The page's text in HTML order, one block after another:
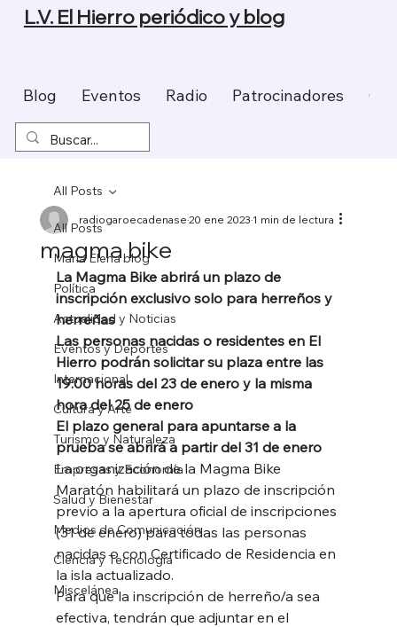
Blog Eventos Radio Patrocinadores
L.V. El Hierro periódico y blog
All Posts
Maria Elena blog
Política
Actualidad y Noticias
Eventos y Deportes
Internacional
Cultura y Arte
Turismo y Naturaleza
Empresas y Economía
Salud y Bienestar
Medios de Comunicación
Ciencia y Tecnología
Miscelánea
All Posts
magma bike
radiogaroecadenase20 ene 20231 min de lectura
La Magma Bike abrirá un plazo de
inscripción exclusivo solo para herreños y
herreñas
Las personas nacidas o residentes en El
Hierro podrán solicitar su plaza entre las
19:00 horas del 23 de enero y la misma
hora del 25 de enero
El plazo general para apuntarse a la
prueba se abrirá a partir del 31 de enero
La organización de la Magma Bike
Maratón habilitará un plazo de inscripción
previo a la apertura oficial de inscripciones
(31 de enero) para todas las personas
nacidas o con Certificado de Residencia en
la isla actualizado.
Para que la inscripción de herreño/a sea
efectiva, tendrán que adjuntar en el